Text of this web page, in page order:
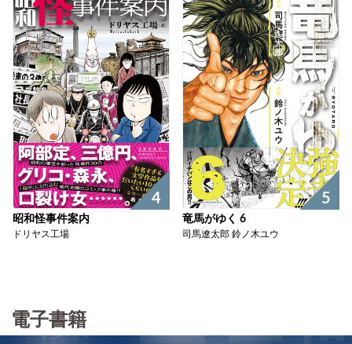
4
昭和怪事件案内
ドリヤス工場
5
竜馬がゆく 6
司馬遼太郎 鈴ノ木ユウ
電子書籍